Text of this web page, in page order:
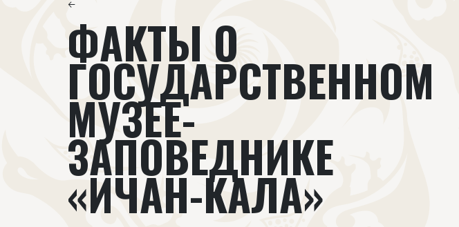
←
ФАКТЫ О
ГОСУДАРСТВЕННОМ
МУЗЕЕ-
ЗАПОВЕДНИКЕ
«ИЧАН-КАЛА»